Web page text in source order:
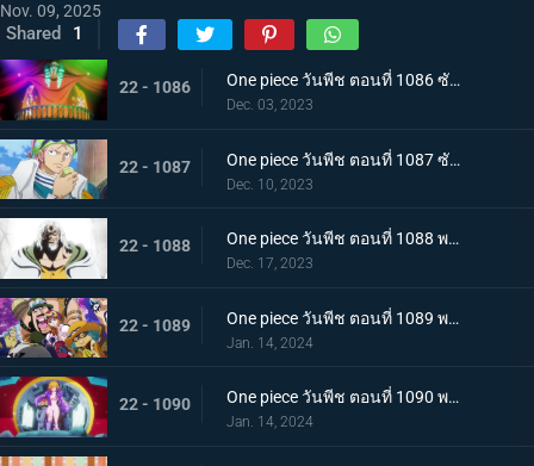
Nov. 09, 2025
Shared 1
22 - 1086 One piece วันพีช ตอนที่ 1086 ซับไทย จักรพรรดิคนใหม่ บากี้จ้าวแห่งตัวตลก
Dec. 03, 2023
22 - 1087 One piece วันพีช ตอนที่ 1087 ซับไทย ความวุ่นวาย ณ เกาะสตรี คดีหนึ่งของนาวาเอกโคบี้
Dec. 10, 2023
22 - 1088 One piece วันพีช ตอนที่ 1088 พากย์ไทย ความฝันของลูฟี่
Dec. 17, 2023
22 - 1089 One piece วันพีช ตอนที่ 1089 พากย์ไทย เข้าสู่บทใหม่ ทิศทางของลูฟี่กับซาโบ
Jan. 14, 2024
22 - 1090 One piece วันพีช ตอนที่ 1090 พากย์ไทย เกาะแห่งใหม่ เอ็กเฮดเกาะแห่งอนาคต
Jan. 14, 2024